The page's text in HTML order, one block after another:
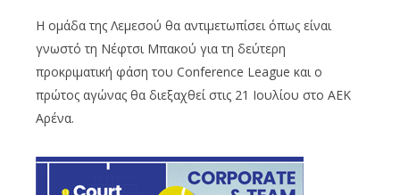
Η ομάδα της Λεμεσού θα αντιμετωπίσει όπως είναι
γνωστό τη Νέφτσι Μπακού για τη δεύτερη
προκριματική φάση του Conference League και ο
πρώτος αγώνας θα διεξαχθεί στις 21 Ιουλίου στο ΑΕΚ
Αρένα.